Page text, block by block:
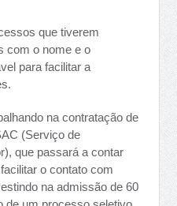
que tiverem
com o nome e o
para facilitar a
na contratação de
(Serviço de
que passará a contar
o contato com
na admissão de 60